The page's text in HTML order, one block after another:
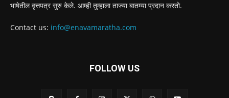
भाषेतील वृत्तपत्र सुरु केले. आम्ही तुम्हाला ताज्या बातम्या प्रदान करतो.
Contact us: info@enavamaratha.com
FOLLOW US